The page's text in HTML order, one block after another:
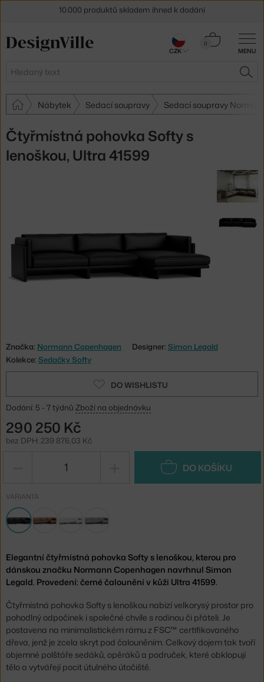
MENU
Hledat
0
Košík
Nábytek Sedací soupravy Sedací soupravy
Čtyřmístná pohovka Softy s
lenoškou, Ultra 41599
Značka: Normann Copenhagen Designer: Simon Legald
Kolekce: Sedačky Softy
DO WISHLISTU
Dodání: 5 - 7 týdnů Zboží na objednávku
290 250 Kč
bez DPH: 239 876,03 Kč
DO KOŠÍKU
VARIANTA
Elegantní čtyřmístná pohovka Softy s lenoškou, kterou pro
dánskou značku Normann Copenhagen navrhnul Simon
Legald. Provedení: černé čalounění v kůži Ultra 41599.
Čtyřmístná pohovka Softy s lenoškou nabízí velkorysý prostor pro
pohodlný odpočinek i společné chvíle s rodinou či přáteli. Je
postavena na minimalistickém rámu z FSC™ certifikovaného
dřeva, jenž je zcela skryt pod čalouněním. Celkový dojem tak tvoří
objemné polštáře sedáků, opěráků a područek, které obklopují
tělo a vytvářejí pocit útulného útočiště.
30 dní na vrácení zboží
CZK